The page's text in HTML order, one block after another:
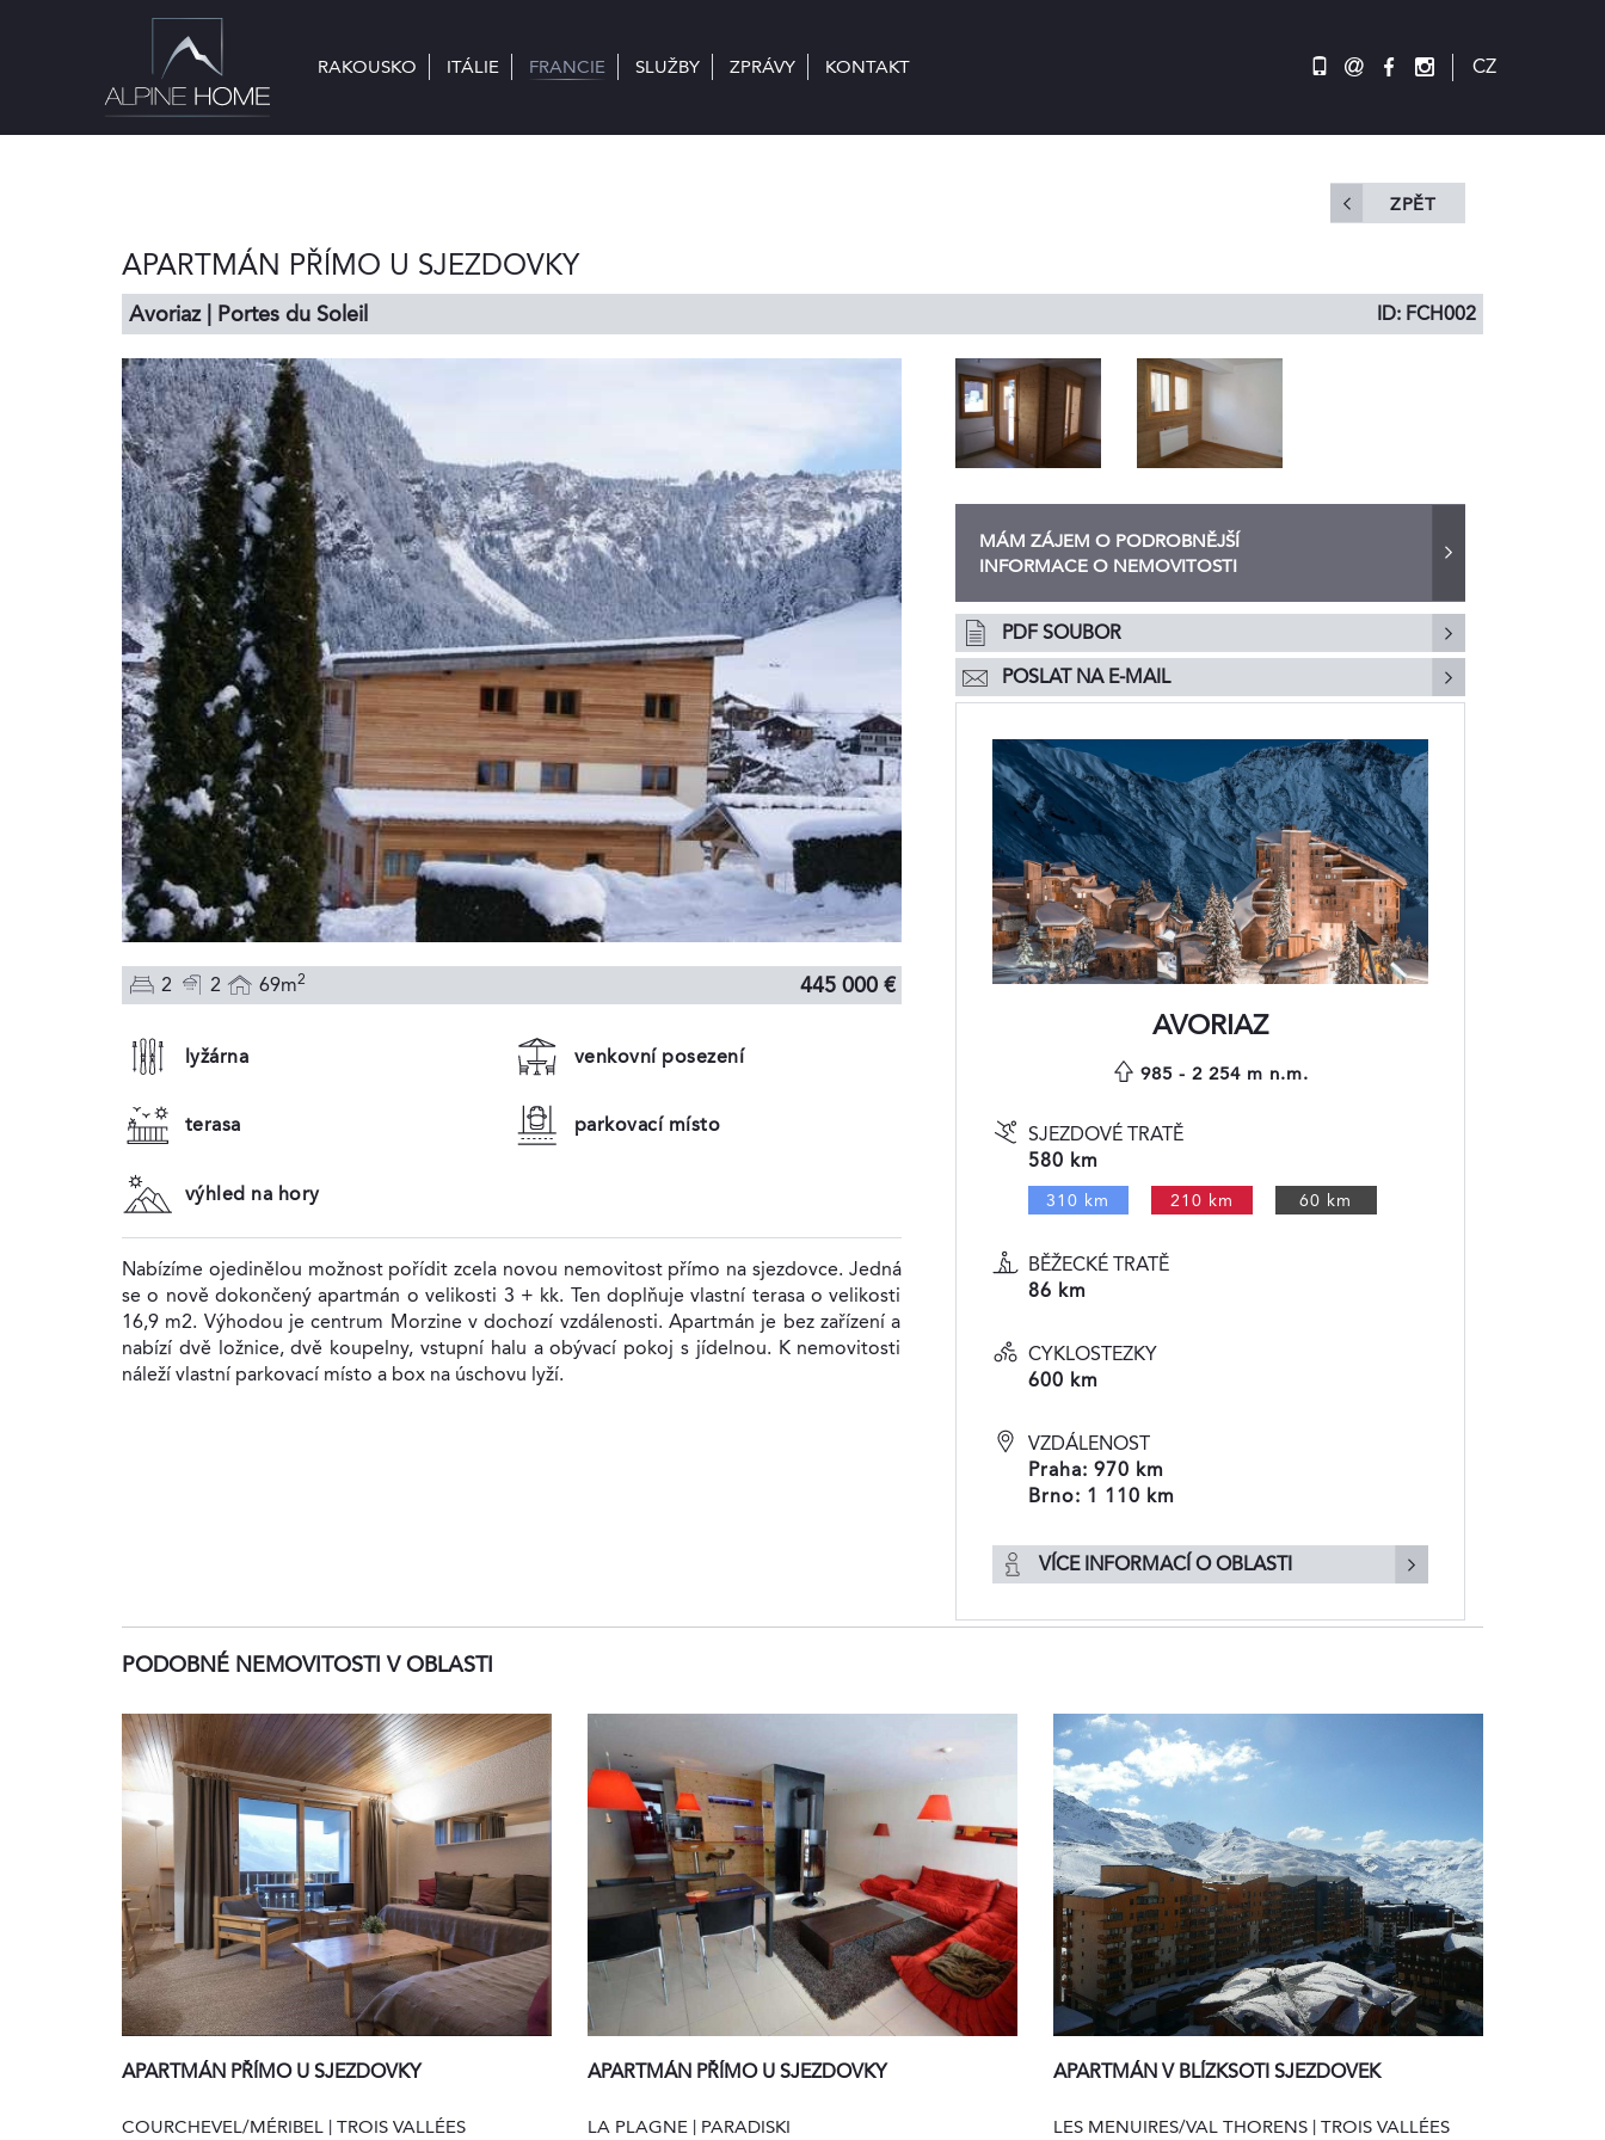
RAKOUSKO ITÁLIE FRANCIE SLUŽBY ZPRÁVY KONTAKT @ CZ
RAKOUSKO ITÁLIE FRANCIE SLUŽBY ZPRÁVY KONTAKT
ZPĚT
APARTMÁN PŘÍMO U SJEZDOVKY
Avoriaz | Portes du Soleil ID: FCH002
2 2 69m2 445 000 €
lyžárna venkovní posezení
terasa parkovací místo
výhled na hory
Nabízíme ojedinělou možnost pořídit zcela novou nemovitost přímo na sjezdovce. Jedná
se o nově dokončený apartmán o velikosti 3 + kk. Ten doplňuje vlastní terasa o velikosti
16,9 m2. Výhodou je centrum Morzine v dochozí vzdálenosti. Apartmán je bez zařízení a
nabízí dvě ložnice, dvě koupelny, vstupní halu a obývací pokoj s jídelnou. K nemovitosti
náleží vlastní parkovací místo a box na úschovu lyží.
MÁM ZÁJEM O PODROBNĚJŠÍ
INFORMACE O NEMOVITOSTI
PDF SOUBOR
POSLAT NA E-MAIL
AVORIAZ
985 - 2 254 m n.m.
SJEZDOVÉ TRATĚ
580 km
310 km 210 km 60 km
BĚŽECKÉ TRATĚ
86 km
CYKLOSTEZKY
600 km
VZDÁLENOST
Praha: 970 km
Brno: 1 110 km
VÍCE INFORMACÍ O OBLASTI
PODOBNÉ NEMOVITOSTI V OBLASTI
APARTMÁN PŘÍMO U SJEZDOVKY
COURCHEVEL/MÉRIBEL | TROIS VALLÉES
APARTMÁN PŘÍMO U SJEZDOVKY
LA PLAGNE | PARADISKI
APARTMÁN V BLÍZKSOTI SJEZDOVEK
LES MENUIRES/VAL THORENS | TROIS VALLÉES